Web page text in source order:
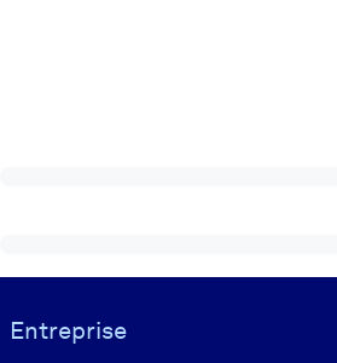
Visually hidden Text
Entreprise